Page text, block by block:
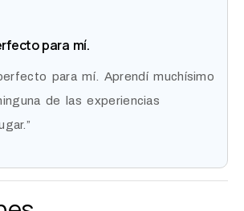
para mí.
para mí. Aprendí muchísimo
de las experiencias